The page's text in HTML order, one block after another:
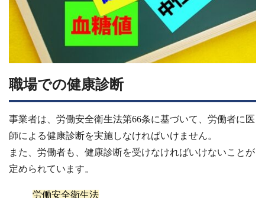
職場での健康診断
事業者は、労働安全衛生法第66条に基づいて、労働者に医
師による健康診断を実施しなければいけません。
また、労働者も、健康診断を受けなければいけないことが
定められています。
労働安全衛生法